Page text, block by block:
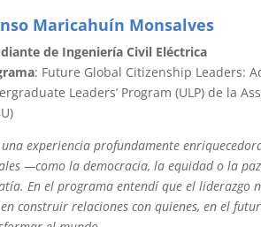
Maricahuín Monsalves
de Ingeniería Civil Eléctrica
: Future Global Citizenship Leaders:
Leaders’ Program (ULP) de la
una experiencia profundamente
—como la democracia, la equidad o la
En el programa entendí que el liderazgo
construir relaciones con quienes, en el